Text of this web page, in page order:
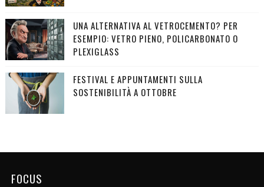
UNA ALTERNATIVA AL VETROCEMENTO? PER
ESEMPIO: VETRO PIENO, POLICARBONATO O
PLEXIGLASS
FESTIVAL E APPUNTAMENTI SULLA
SOSTENIBILITÀ A OTTOBRE
FOCUS